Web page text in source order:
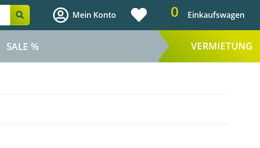
Mein Konto 0 Einkaufswagen
SALE % VERMIETUNG